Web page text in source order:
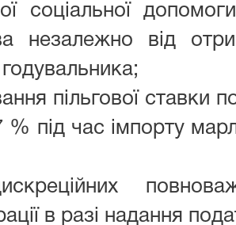
соціальної
незалежно від
пільгової ставки
% під час імпорту
в разі надання